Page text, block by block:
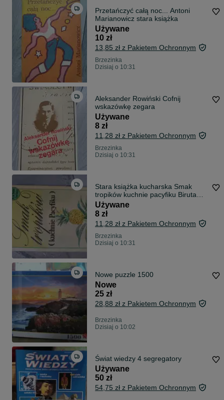
Przetańczyć całą noc... Antoni
Marianowicz stara książka
Używane
10 zł
13,85 zł z Pakietem Ochronnym
Brzezinka
Dzisiaj o 10:31
Aleksander Rowiński Cofnij
wskazówkę zegara
Używane
8 zł
11,28 zł z Pakietem Ochronnym
Brzezinka
Dzisiaj o 10:31
Stara książka kucharska Smak
tropików kuchnie pacyfiku Biruta
Markuza
Używane
8 zł
11,28 zł z Pakietem Ochronnym
Brzezinka
Dzisiaj o 10:31
Nowe puzzle 1500
Nowe
25 zł
28,88 zł z Pakietem Ochronnym
Brzezinka
Dzisiaj o 10:02
Świat wiedzy 4 segregatory
Używane
50 zł
54,75 zł z Pakietem Ochronnym